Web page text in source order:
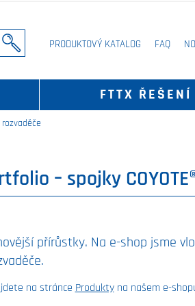
PRODUKTOVÝ KATALOG FAQ
FTTX ŘEŠENÍ
– spojky
přírůstky. Na e-shop jsme
na stránce Produktyna našem e-